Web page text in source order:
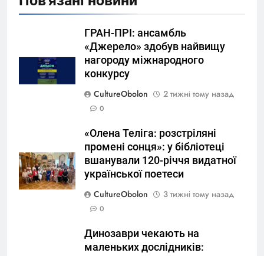
ГРАН-ПРІ: ансамбль
«Джерело» здобув найвищу
нагороду міжнародного
конкурсу
CultureObolon
2 тижні тому назад
0
«Олена Теліга: розстріляні
промені сонця»: у бібліотеці
вшанували 120-річчя видатної
української поетеси
CultureObolon
3 тижні тому назад
0
Динозаври чекають на
маленьких дослідників: